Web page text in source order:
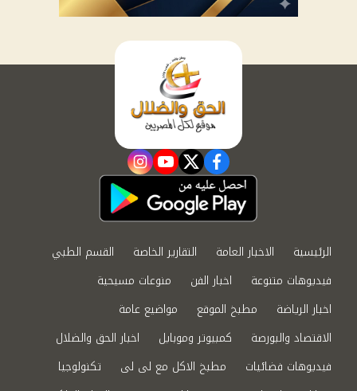
facebook
twitter
youtube
instagram
الرئيسية الاخبار العامة التقارير الخاصة
القسم الطبي
فيديوهات متنوعة
اخبار الفن
منوعات مسيحية
اخبار الرياضة
مطبخ الموقع
مواضيع عامة
الاقتصاد والبورصة
كمبيوتر وموبايل
اخبار الحق والضلال
فيديوهات فضائيات
مطبخ الاكل مع لى لى
تكنولوجيا